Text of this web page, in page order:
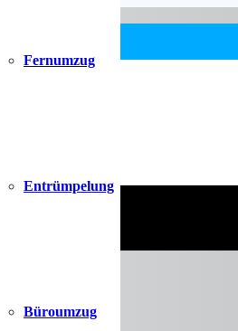
Fernumzug
Entrümpelung
Büroumzug